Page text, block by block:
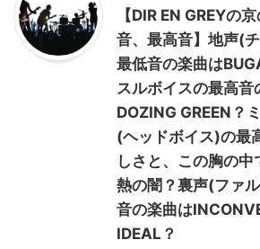
【DIR EN GREYの
音、最高音】地声(
最低音の楽曲は
スルボイスの最高音
DOZING GREEN？
(ヘッドボイス)の最
しさと、この胸の
熱の闇？裏声(ファ
音の楽曲は
IDEAL？